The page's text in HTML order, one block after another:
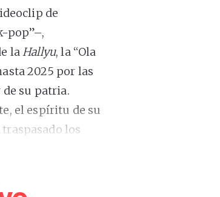
de
pop”–,
laHallyu, la “Ola
2025 por las
su patria.
el espíritu de su
los
El grupo